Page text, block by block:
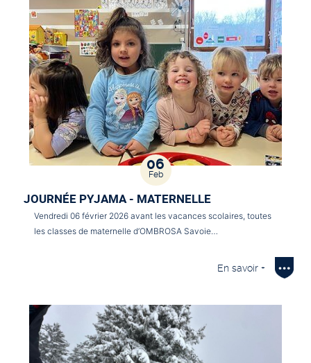
06
Feb
JOURNÉE PYJAMA - MATERNELLE
Vendredi 06 février 2026 avant les vacances scolaires, toutes
les classes de maternelle d’OMBROSA Savoie…
En savoir +